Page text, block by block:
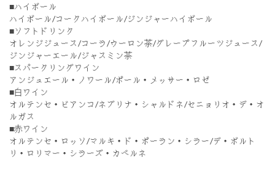
■ハイボール
ハイボール/コークハイボール/ジンジャーハイボール
■ソフトドリンク
オレンジジュース/コーラ/ウーロン茶/グレープフルーツジュース/
ジンジャーエール/ジャスミン茶
■スパークリングワイン
アンジュエール・ノワール/ポール・メッサー・ロゼ
■白ワイン
オルテンセ・ビアンコ/ネブリナ・シャルドネ/セニョリオ・デ・オ
ルガス
■赤ワイン
オルテンセ・ロッソ/マルキ・ド・ポーラン・シラー/デ・ボルト
リ・ロリマー・シラーズ・カベルネ